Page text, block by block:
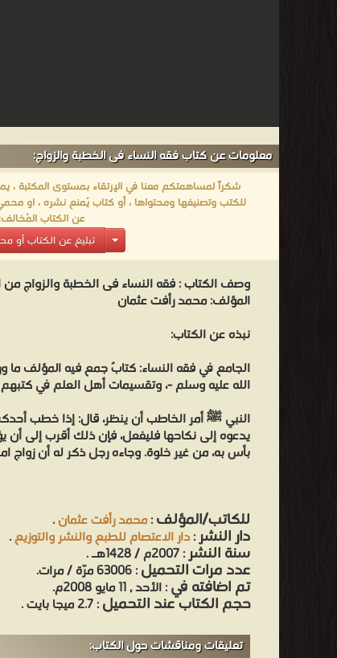
معلومات عن كتاب فقه النساء فى الخطبة والزواج:
شكراً لمساهمتكم معنا في الإرتقاء بمستوى المكتبة ،
للكتب وتصنيفها ومحتواها ، أو كتاب يُمنع نشره ، او
عن الكتاب
تبليغ عن الكتاب أو
وصف الكتاب :فقه النساء فى الخطبة والزواج من
المؤلف: محمد رأفت عثمان
نبذه عن الكتاب:
الجامع في فقه النساء: كتابٌ جمع فيه المؤلف
الله عليه وسلم -، وتقسيمات أهل العلم في
النبي ﷺ أمر الخاطب أن ينظر، قال: إذا خطب
يدعوه إلى نكاحها فليفعل، فإن ذلك أقرب إلى أن
بأس به، من غير خلوة. وجاءه رجل ذكر له أن زواج
للكاتب/المؤلف:محمد رأفت عثمان.
دار النشر:دار الاعتصام للطبع والنشر والتوزيع.
سنة النشر: 2007م / 1428هـ .
عدد مرات التحميل: 63006 مرّة / مرات.
تم اضافته في: الأحد , 11 مايو 2008م.
حجم الكتاب عند التحميل: 2.7 ميجا بايت .
تعليقات ومناقشات حول الكتاب: